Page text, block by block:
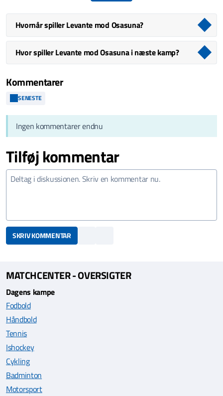
Hvornår spiller Levante mod Osasuna?
Hvor spiller Levante mod Osasuna i næste kamp?
Kommentarer
SENESTE
Ingen kommentarer endnu
Tilføj kommentar
SKRIV KOMMENTAR
MATCHCENTER - OVERSIGTER
Dagens kampe
Fodbold
Håndbold
Tennis
Ishockey
Cykling
Badminton
Motorsport